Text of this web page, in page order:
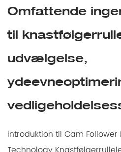
Omfattende
til
udvælgelse,
Introduktion til Cam Follower